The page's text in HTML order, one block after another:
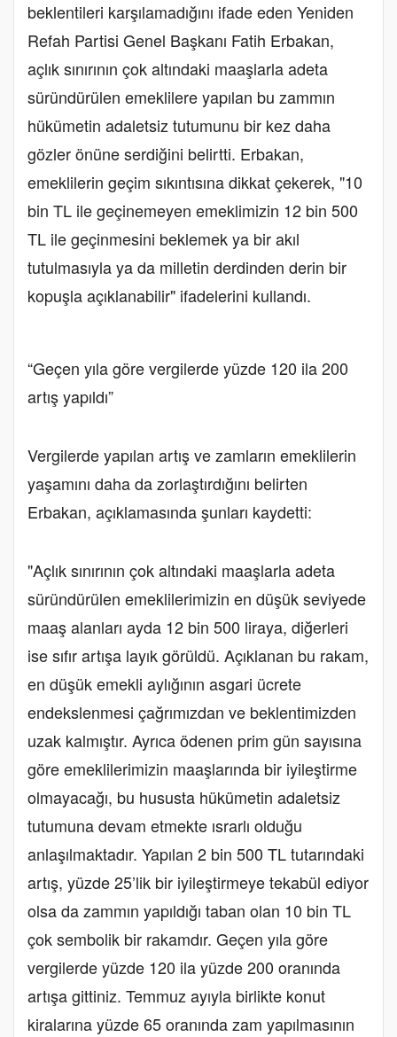
beklentileri karşılamadığını ifade eden Yeniden
Refah Partisi Genel Başkanı Fatih Erbakan,
açlık sınırının çok altındaki maaşlarla adeta
süründürülen emeklilere yapılan bu zammın
hükümetin adaletsiz tutumunu bir kez daha
gözler önüne serdiğini belirtti. Erbakan,
emeklilerin geçim sıkıntısına dikkat çekerek, "10
bin TL ile geçinemeyen emeklimizin 12 bin 500
TL ile geçinmesini beklemek ya bir akıl
tutulmasıyla ya da milletin derdinden derin bir
kopuşla açıklanabilir" ifadelerini kullandı.
“Geçen yıla göre vergilerde yüzde 120 ila 200
artış yapıldı”
Vergilerde yapılan artış ve zamların emeklilerin
yaşamını daha da zorlaştırdığını belirten
Erbakan, açıklamasında şunları kaydetti:
"Açlık sınırının çok altındaki maaşlarla adeta
süründürülen emeklilerimizin en düşük seviyede
maaş alanları ayda 12 bin 500 liraya, diğerleri
ise sıfır artışa layık görüldü. Açıklanan bu rakam,
en düşük emekli aylığının asgari ücrete
endekslenmesi çağrımızdan ve beklentimizden
uzak kalmıştır. Ayrıca ödenen prim gün sayısına
göre emeklilerimizin maaşlarında bir iyileştirme
olmayacağı, bu hususta hükümetin adaletsiz
tutumuna devam etmekte ısrarlı olduğu
anlaşılmaktadır. Yapılan 2 bin 500 TL tutarındaki
artış, yüzde 25’lik bir iyileştirmeye tekabül ediyor
olsa da zammın yapıldığı taban olan 10 bin TL
çok sembolik bir rakamdır. Geçen yıla göre
vergilerde yüzde 120 ila yüzde 200 oranında
artışa gittiniz. Temmuz ayıyla birlikte konut
kiralarına yüzde 65 oranında zam yapılmasının